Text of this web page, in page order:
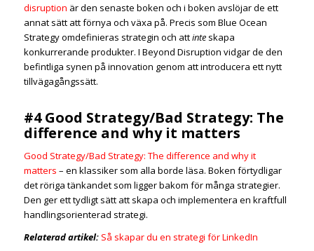
disruption är den senaste boken och i boken avslöjar de ett
annat sätt att förnya och växa på. Precis som Blue Ocean
Strategy omdefinieras strategin och attinteskapa
konkurrerande produkter. I Beyond Disruption vidgar de den
befintliga synen på innovation genom att introducera ett nytt
tillvägagångssätt.
#4 Good Strategy/Bad Strategy: The
difference and why it matters
Good Strategy/Bad Strategy: The difference and why it
matters – en klassiker som alla borde läsa. Boken förtydligar
det röriga tänkandet som ligger bakom för många strategier.
Den ger ett tydligt sätt att skapa och implementera en kraftfull
handlingsorienterad strategi.
Relaterad artikel: Så skapar du en strategi för LinkedIn